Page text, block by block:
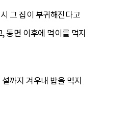
그 집이 부귀해진다고
동면 이후에 먹이를 먹지
까지 겨우내 밥을 먹지